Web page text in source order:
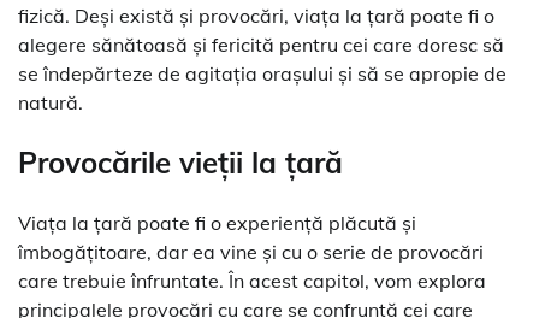
fizică. Deși există și provocări, viața la țară poate fi o
alegere sănătoasă și fericită pentru cei care doresc să
se îndepărteze de agitația orașului și să se apropie de
natură.
Provocările vieții la țară
Viața la țară poate fi o experiență plăcută și
îmbogățitoare, dar ea vine și cu o serie de provocări
care trebuie înfruntate. În acest capitol, vom explora
principalele provocări cu care se confruntă cei care